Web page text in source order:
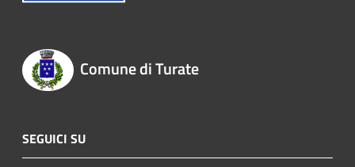
Comune di Turate
SEGUICI SU